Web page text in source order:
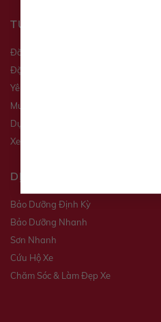
TƯ VẤN XE
Đăng ký lái thử
Đặt hẹn dịch vụ
Yêu cầu báo giá
Mua xe trả góp
Dự toán chi phí
Xe qua sử dụng
DỊCH VỤ
Bảo Dưỡng Định Kỳ
Bảo Dưỡng Nhanh
Sơn Nhanh
Cứu Hộ Xe
Chăm Sóc & Làm Đẹp Xe